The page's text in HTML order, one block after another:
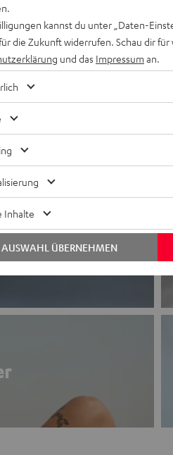
Preis
kannst du unter „Daten-
die Zukunft widerrufen. Schau dir
und das Impressum an.
Inhalte
AUSWAHL ÜBERNEHMEN